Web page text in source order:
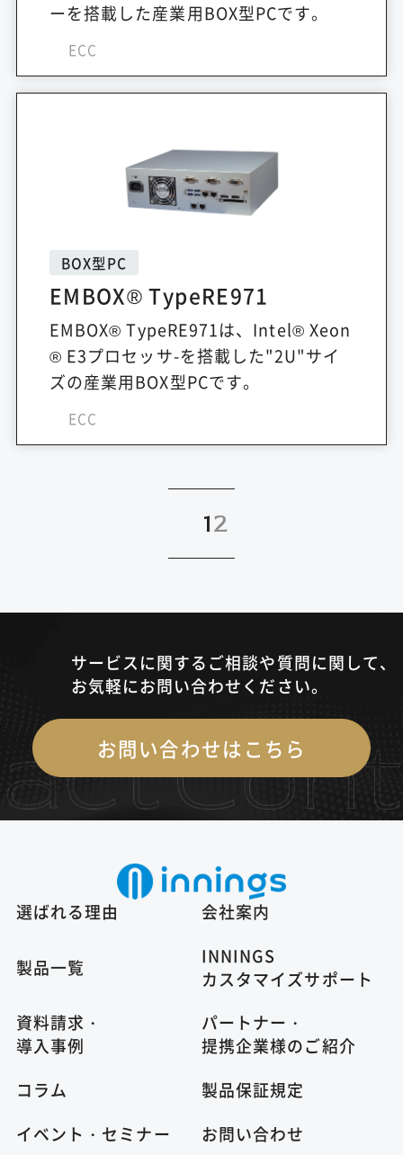
ーを搭載した産業用BOX型PCです。
ECC
BOX型PC
EMBOX® TypeRE971
EMBOX® TypeRE971は、Intel® Xeon
® E3プロセッサ-を搭載した"2U"サイ
ズの産業用BOX型PCです。
ECC
12
サービスに関するご相談や質問に関して、
お気軽にお問い合わせください。
お問い合わせはこちら
選ばれる理由
製品一覧
資料請求・
導入事例
コラム
イベント・セミナー
会社案内
INNINGS
カスタマイズサポート
パートナー・
提携企業様のご紹介
製品保証規定
お問い合わせ